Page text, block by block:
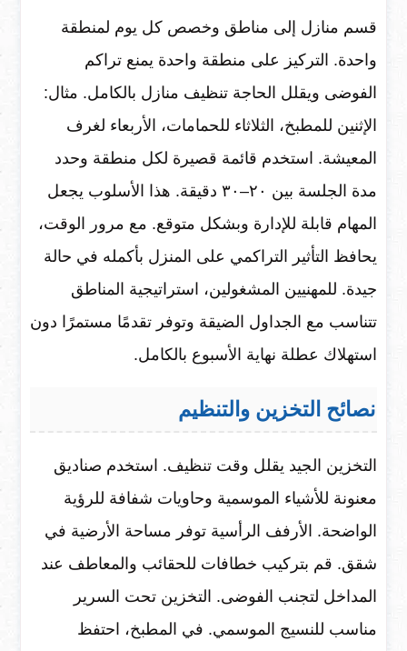
قسم منازل إلى مناطق وخصص كل يوم لمنطقة
واحدة. التركيز على منطقة واحدة يمنع تراكم
الفوضى ويقلل الحاجة تنظيف منازل بالكامل. مثال:
الإثنين للمطبخ، الثلاثاء للحمامات، الأربعاء لغرف
المعيشة. استخدم قائمة قصيرة لكل منطقة وحدد
مدة الجلسة بين ٢٠–٣٠ دقيقة. هذا الأسلوب يجعل
المهام قابلة للإدارة وبشكل متوقع. مع مرور الوقت،
يحافظ التأثير التراكمي على المنزل بأكمله في حالة
جيدة. للمهنيين المشغولين، استراتيجية المناطق
تتناسب مع الجداول الضيقة وتوفر تقدمًا مستمرًا دون
استهلاك عطلة نهاية الأسبوع بالكامل.
نصائح التخزين والتنظيم
التخزين الجيد يقلل وقت تنظيف. استخدم صناديق
معنونة للأشياء الموسمية وحاويات شفافة للرؤية
الواضحة. الأرفف الرأسية توفر مساحة الأرضية في
شقق. قم بتركيب خطافات للحقائب والمعاطف عند
المداخل لتجنب الفوضى. التخزين تحت السرير
مناسب للنسيج الموسمي. في المطبخ، احتفظ